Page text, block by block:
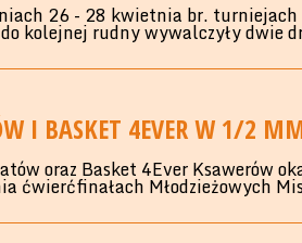
26 - 28 kwietnia br.
kolejnej rudny wywalczyły dwie
I BASKET 4EVER W 1/2
oraz Basket 4Ever Ksawerów
ćwierćfinałach Młodzieżowych